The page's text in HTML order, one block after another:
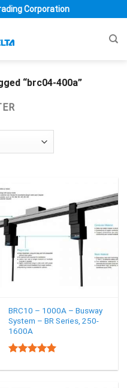
Corporation
“brc04-400a”
BRC10 – 1000A – Busway
System – BR Series, 250-
1600A
out of 5